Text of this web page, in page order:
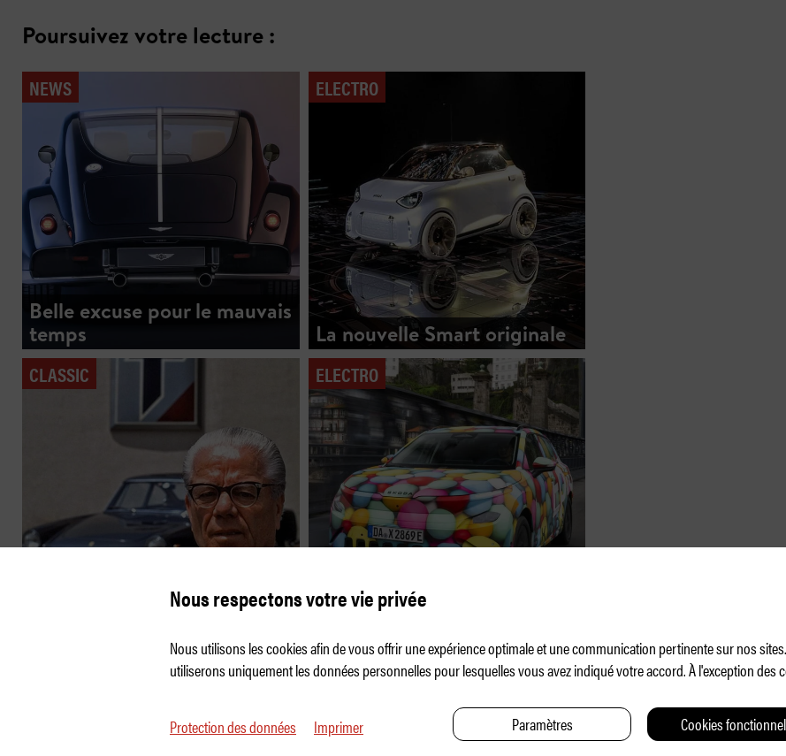
Poursuivez votre lecture :
NEWS
Belle excuse pour le mauvais
temps
ELECTRO
La nouvelle Smart originale
CLASSIC ELECTRO
Skoda Epiq – le nouveau E-
SUV populaire?
© 2026 Auto Illustrierte
Nous respectons votre vie privée
Nous utilisons les cookies afin de vous offrir une expérience optimale et une communication pertinente sur nos
utiliserons uniquement les données personnelles pour lesquelles vous avez indiqué votre accord. À l'exception des
Protection des données Imprimer Paramètres Cookies